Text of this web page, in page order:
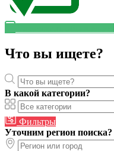
Что вы ищете?
В какой категории?
Фильтры
Уточним регион поиска?